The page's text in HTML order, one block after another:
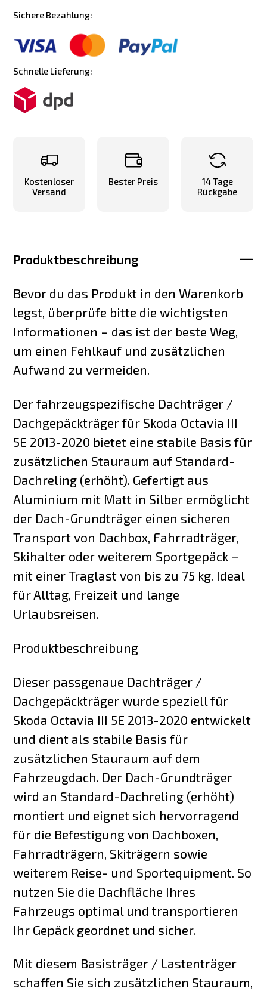
Sichere Bezahlung:
Schnelle Lieferung:
Kostenloser
Versand
Bester Preis
14 Tage
Rückgabe
Produktbeschreibung
Bevor du das Produkt in den Warenkorb
legst, überprüfe bitte die wichtigsten
Informationen – das ist der beste Weg,
um einen Fehlkauf und zusätzlichen
Aufwand zu vermeiden.
Der fahrzeugspezifische Dachträger /
Dachgepäckträger für Skoda Octavia III
5E 2013-2020 bietet eine stabile Basis für
zusätzlichen Stauraum auf Standard-
Dachreling (erhöht). Gefertigt aus
Aluminium mit Matt in Silber ermöglicht
der Dach-Grundträger einen sicheren
Transport von Dachbox, Fahrradträger,
Skihalter oder weiterem Sportgepäck –
mit einer Traglast von bis zu 75 kg. Ideal
für Alltag, Freizeit und lange
Urlaubsreisen.
Produktbeschreibung
Dieser passgenaue Dachträger /
Dachgepäckträger wurde speziell für
Skoda Octavia III 5E 2013-2020 entwickelt
und dient als stabile Basis für
zusätzlichen Stauraum auf dem
Fahrzeugdach. Der Dach-Grundträger
wird an Standard-Dachreling (erhöht)
montiert und eignet sich hervorragend
für die Befestigung von Dachboxen,
Fahrradträgern, Skiträgern sowie
weiterem Reise- und Sportequipment. So
nutzen Sie die Dachfläche Ihres
Fahrzeugs optimal und transportieren
Ihr Gepäck geordnet und sicher.
Mit diesem Basisträger / Lastenträger
schaffen Sie sich zusätzlichen Stauraum,